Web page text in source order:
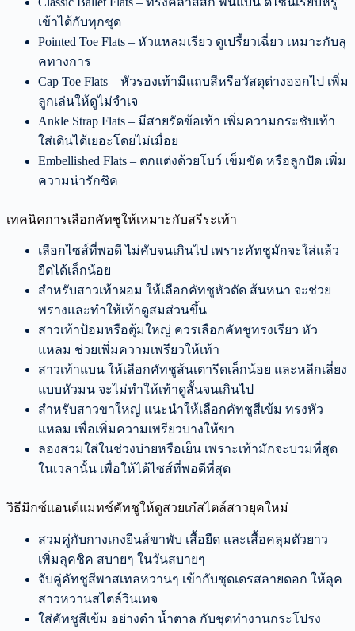
เข้าได้กับทุกชุด
Pointed Toe Flats – หัวแหลมเรียว ดูเปรี้ยวเฉี่ยว เหมาะกับลุ
คทางการ
Cap Toe Flats – หัวรองเท้ามีแถบสีหรือวัสดุต่างออกไป เพิ่ม
ลูกเล่นให้ดูไม่จำเจ
Ankle Strap Flats – มีสายรัดข้อเท้า เพิ่มความกระชับเท้า
ใส่เดินได้เยอะโดยไม่เมื่อย
Embellished Flats – ตกแต่งด้วยโบว์ เข็มขัด หรือลูกปัด เพิ่ม
ความน่ารักชิค
เทคนิคการเลือกคัทชูให้เหมาะกับสรีระเท้า
เลือกไซส์ที่พอดี ไม่คับจนเกินไป เพราะคัทชูมักจะใส่แล้ว
ยืดได้เล็กน้อย
สำหรับสาวเท้าผอม ให้เลือกคัทชูหัวตัด ส้นหนา จะช่วย
พรางและทำให้เท้าดูสมส่วนขึ้น
สาวเท้าป้อมหรือตุ้มใหญ่ ควรเลือกคัทชูทรงเรียว หัว
แหลม ช่วยเพิ่มความเพรียวให้เท้า
สาวเท้าแบน ให้เลือกคัทชูส้นเตารีดเล็กน้อย และหลีกเลี่ยง
แบบหัวมน จะไม่ทำให้เท้าดูสั้นจนเกินไป
สำหรับสาวขาใหญ่ แนะนำให้เลือกคัทชูสีเข้ม ทรงหัว
แหลม เพื่อเพิ่มความเพรียวบางให้ขา
ลองสวมใส่ในช่วงบ่ายหรือเย็น เพราะเท้ามักจะบวมที่สุด
ในเวลานั้น เพื่อให้ได้ไซส์ที่พอดีที่สุด
วิธีมิกซ์แอนด์แมทช์คัทชูให้ดูสวยเก๋สไตล์สาวยุคใหม่
สวมคู่กับกางเกงยีนส์ขาพับ เสื้อยืด และเสื้อคลุมตัวยาว
เพิ่มลุคชิค สบายๆ ในวันสบายๆ
จับคู่คัทชูสีพาสเทลหวานๆ เข้ากับชุดเดรสลายดอก ให้ลุค
สาวหวานสไตล์วินเทจ
ใส่คัทชูสีเข้ม อย่างดำ น้ำตาล กับชุดทำงานกระโปรง